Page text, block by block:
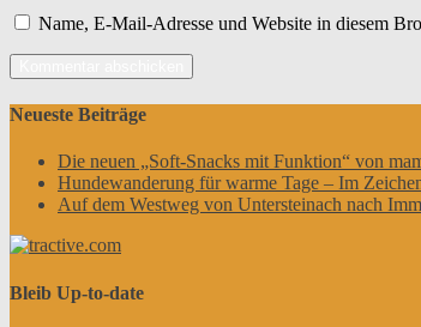
Name, E-Mail-Adresse und Website in diesem
Neueste Beiträge
Die neuen „Soft-Snacks mit Funktion“ von
Hundewanderung für warme Tage – Im
Auf dem Westweg von Untersteinach nach
Bleib Up-to-date